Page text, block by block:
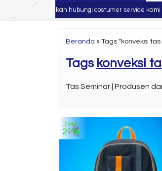
Silahkan hubungi costumer service kami
Beranda » Tags "konveksi
Tags konveksi
Tas Seminar | Produsen
Diskon
21%